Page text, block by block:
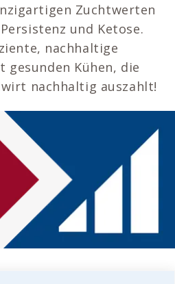
Zuchtwerten
und Ketose.
nachhaltige
Kühen, die
nachhaltig auszahlt!